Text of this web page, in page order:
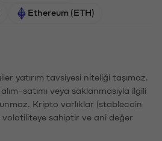
Ethereum (ETH)
yatırım tavsiyesi niteliği taşımaz.
satımı veya saklanmasıyla ilgili
Kripto varlıklar (stablecoin
volatiliteye sahiptir ve ani değer